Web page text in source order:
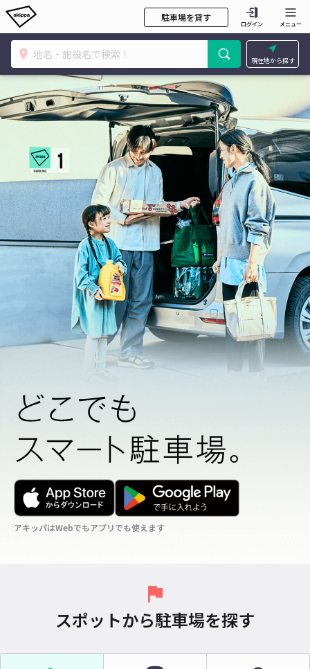
駐車場を貸す
ログイン メニュー
現在地から探す
アキッパはWebでもアプリでも使えます
アキッパはWebでもアプリでも使えます
アキッパはWebでもアプリでも使えます
スポットから駐車場を探す